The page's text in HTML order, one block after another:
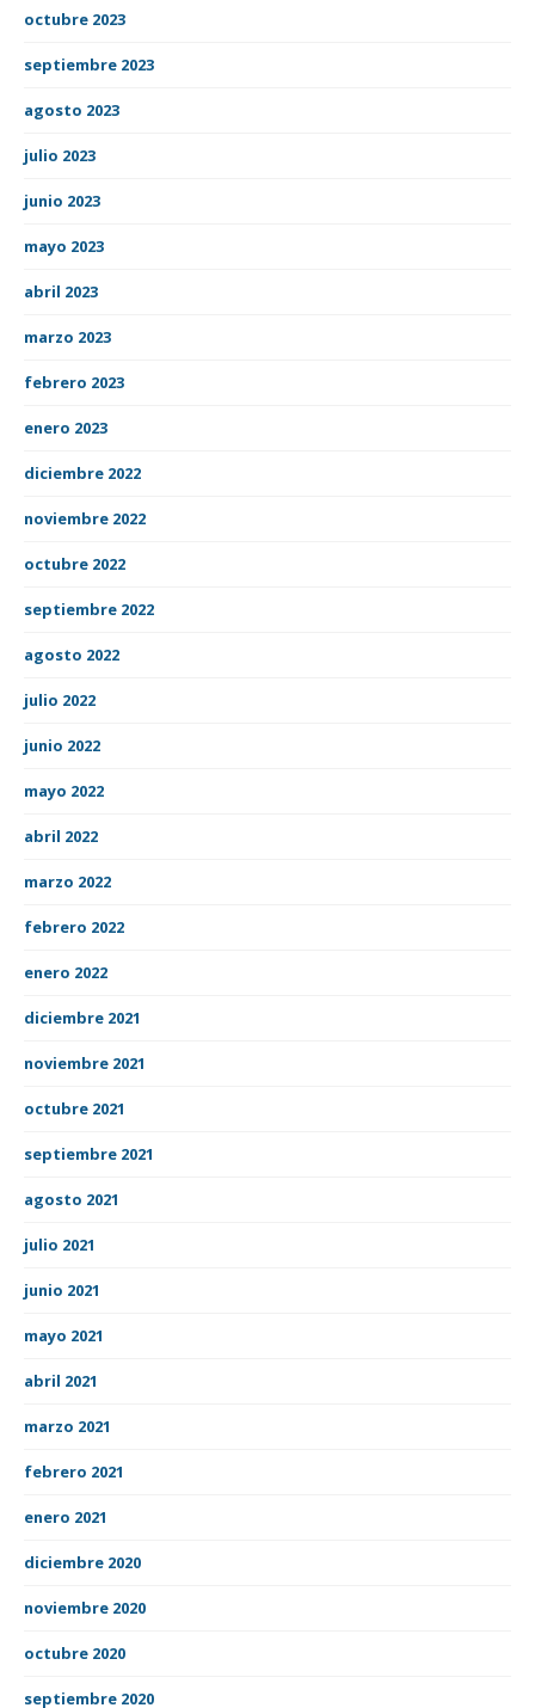
octubre 2023
septiembre 2023
agosto 2023
julio 2023
junio 2023
mayo 2023
abril 2023
marzo 2023
febrero 2023
enero 2023
diciembre 2022
noviembre 2022
octubre 2022
septiembre 2022
agosto 2022
julio 2022
junio 2022
mayo 2022
abril 2022
marzo 2022
febrero 2022
enero 2022
diciembre 2021
noviembre 2021
octubre 2021
septiembre 2021
agosto 2021
julio 2021
junio 2021
mayo 2021
abril 2021
marzo 2021
febrero 2021
enero 2021
diciembre 2020
noviembre 2020
octubre 2020
septiembre 2020